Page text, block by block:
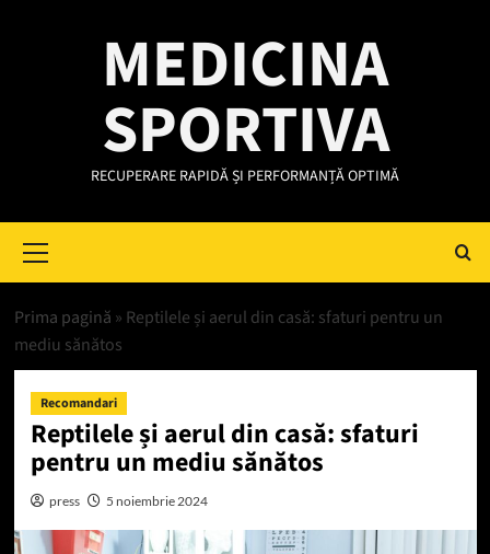
MEDICINA
SPORTIVA
RECUPERARE RAPIDĂ ȘI PERFORMANȚĂ OPTIMĂ
Menu
Prima pagină » Reptilele și aerul din casă: sfaturi pentru un
mediu sănătos
Recomandari
Reptilele și aerul din casă: sfaturi
pentru un mediu sănătos
press 5 noiembrie 2024